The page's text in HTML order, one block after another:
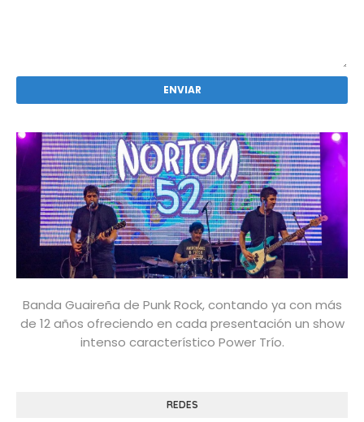
Banda Guaireña de Punk Rock, contando ya con más
de 12 años ofreciendo en cada presentación un show
intenso característico Power Trío.
REDES